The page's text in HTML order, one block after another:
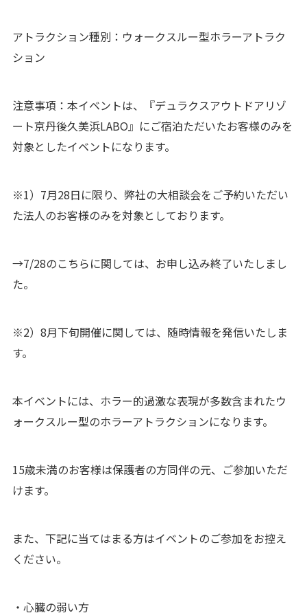
アトラクション種別：ウォークスルー型ホラーアトラク
ション
注意事項：本イベントは、『デュラクスアウトドアリゾ
ート京丹後久美浜LABO』にご宿泊ただいたお客様のみを
対象としたイベントになります。
※1）7月28日に限り、弊社の大相談会をご予約いただい
た法人のお客様のみを対象としております。
→7/28のこちらに関しては、お申し込み終了いたしまし
た。
※2）8月下旬開催に関しては、随時情報を発信いたしま
す。
本イベントには、ホラー的過激な表現が多数含まれたウ
ォークスルー型のホラーアトラクションになります。
15歳未満のお客様は保護者の方同伴の元、ご参加いただ
けます。
また、下記に当てはまる方はイベントのご参加をお控え
ください。
・心臓の弱い方